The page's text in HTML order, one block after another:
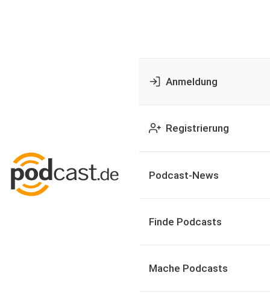
Anmeldung
Registrierung
Podcast-News
Finde Podcasts
Mache Podcasts